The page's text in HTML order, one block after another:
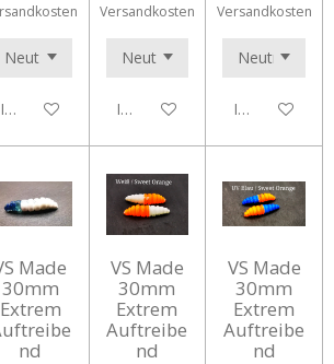
In den Warenkorb
Versandkosten
In den Warenkorb
Versandkosten
In den
Made
30mm
Extrem
nd
VS Made
30mm
Extrem
Auftreibe
nd
VS Made
30mm
Extrem
Auftreibe
nd